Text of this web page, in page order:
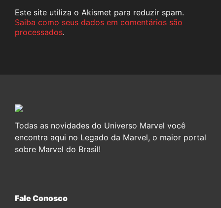
Este site utiliza o Akismet para reduzir spam.
Saiba como seus dados em comentários são
processados.
Todas as novidades do Universo Marvel você
encontra aqui no Legado da Marvel, o maior portal
sobre Marvel do Brasil!
Fale Conosco